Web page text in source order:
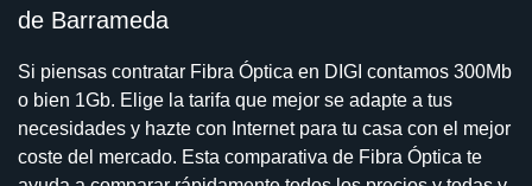
de Barrameda
Si piensas contratar Fibra Óptica en DIGI contamos 300Mb
o bien 1Gb. Elige la tarifa que mejor se adapte a tus
necesidades y hazte con Internet para tu casa con el mejor
coste del mercado. Esta comparativa de Fibra Óptica te